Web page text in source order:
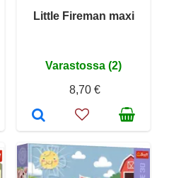
Little Fireman maxi
Varastossa (2)
8,70 €